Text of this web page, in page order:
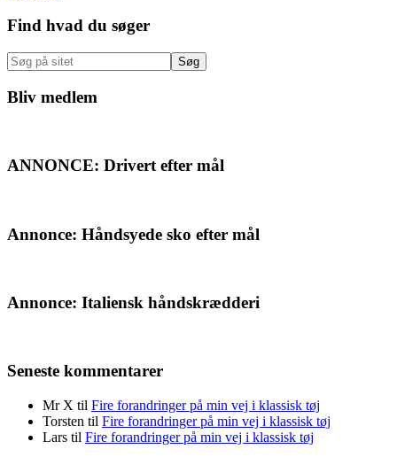
Primær
Sidebar
Find hvad du søger
Søg
på
sitet
Bliv medlem
ANNONCE: Drivert efter mål
Annonce: Håndsyede sko efter mål
Annonce: Italiensk håndskrædderi
Seneste kommentarer
Mr X til Fire forandringer på min vej i klassisk tøj
Torsten til Fire forandringer på min vej i klassisk tøj
Lars til Fire forandringer på min vej i klassisk tøj